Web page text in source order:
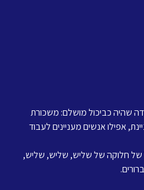
שהיה כביכול מושלם: משכורת
אפילו אנשים מעניינים לעבוד
של חלוקה של שליש, שליש, שליש,